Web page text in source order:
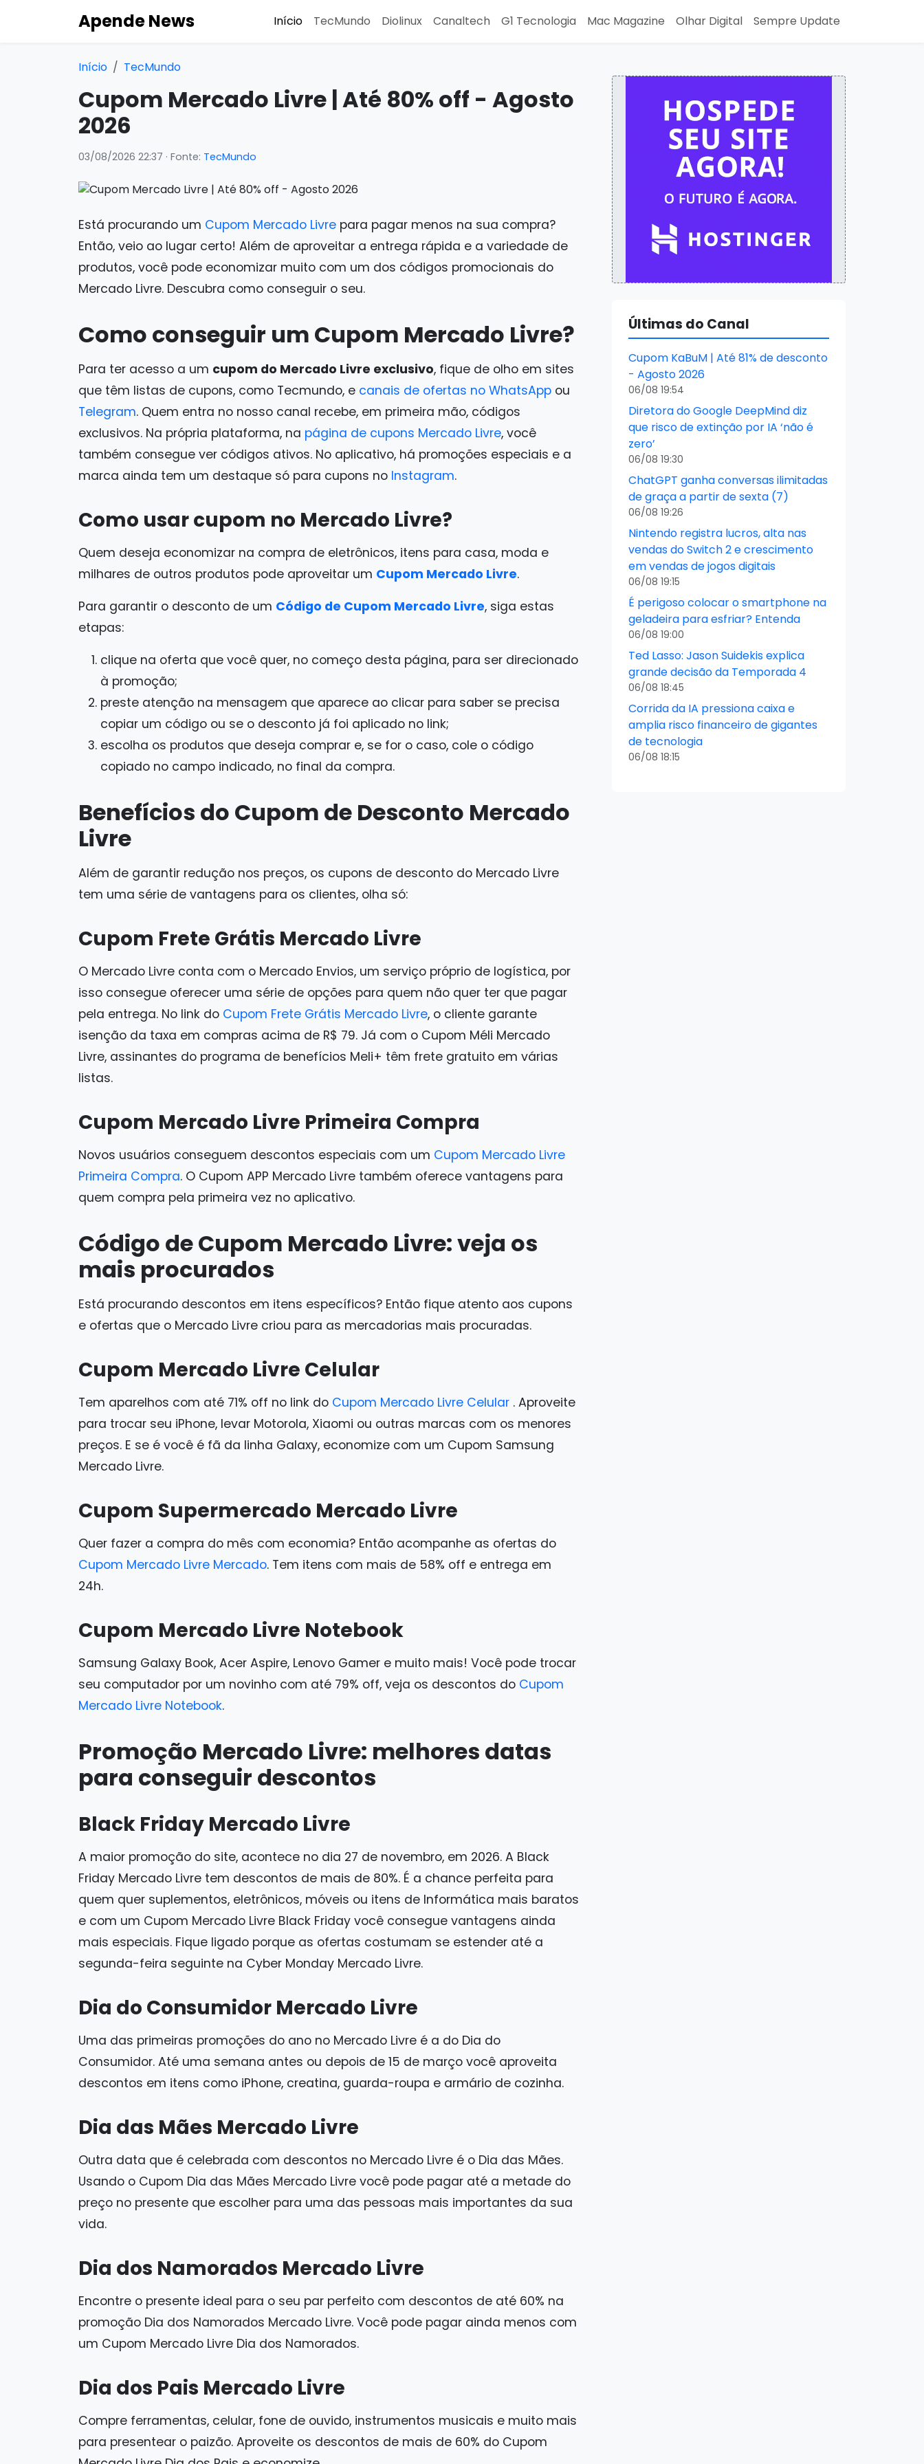
Apende News Início TecMundo Diolinux Canaltech G1 Tecnologia Mac Magazine Olhar Digital Sempre Update
Início TecMundo
Cupom Mercado Livre | Até 80% off - Agosto
2026
03/08/2026 22:37 · Fonte: TecMundo
Está procurando um Cupom Mercado Livre para pagar menos na sua compra?
Então, veio ao lugar certo! Além de aproveitar a entrega rápida e a variedade de
produtos, você pode economizar muito com um dos códigos promocionais do
Mercado Livre. Descubra como conseguir o seu.
Como conseguir um Cupom Mercado Livre?
Para ter acesso a um cupom do Mercado Livre exclusivo, fique de olho em sites
que têm listas de cupons, como Tecmundo, e canais de ofertas no WhatsApp ou
Telegram. Quem entra no nosso canal recebe, em primeira mão, códigos
exclusivos. Na própria plataforma, na página de cupons Mercado Livre, você
também consegue ver códigos ativos. No aplicativo, há promoções especiais e a
marca ainda tem um destaque só para cupons no Instagram.
Como usar cupom no Mercado Livre?
Quem deseja economizar na compra de eletrônicos, itens para casa, moda e
milhares de outros produtos pode aproveitar um Cupom Mercado Livre.
Para garantir o desconto de um Código de Cupom Mercado Livre, siga estas
etapas:
clique na oferta que você quer, no começo desta página, para ser direcionado
à promoção;
preste atenção na mensagem que aparece ao clicar para saber se precisa
copiar um código ou se o desconto já foi aplicado no link;
escolha os produtos que deseja comprar e, se for o caso, cole o código
copiado no campo indicado, no final da compra.
Benefícios do Cupom de Desconto Mercado
Livre
Além de garantir redução nos preços, os cupons de desconto do Mercado Livre
tem uma série de vantagens para os clientes, olha só:
Cupom Frete Grátis Mercado Livre
O Mercado Livre conta com o Mercado Envios, um serviço próprio de logística, por
isso consegue oferecer uma série de opções para quem não quer ter que pagar
pela entrega. No link do Cupom Frete Grátis Mercado Livre, o cliente garante
isenção da taxa em compras acima de R$ 79. Já com o Cupom Méli Mercado
Livre, assinantes do programa de benefícios Meli+ têm frete gratuito em várias
listas.
Cupom Mercado Livre Primeira Compra
Novos usuários conseguem descontos especiais com um Cupom Mercado Livre
Primeira Compra. O Cupom APP Mercado Livre também oferece vantagens para
quem compra pela primeira vez no aplicativo.
Código de Cupom Mercado Livre: veja os
mais procurados
Está procurando descontos em itens específicos? Então fique atento aos cupons
e ofertas que o Mercado Livre criou para as mercadorias mais procuradas.
Cupom Mercado Livre Celular
Tem aparelhos com até 71% off no link do Cupom Mercado Livre Celular . Aproveite
para trocar seu iPhone, levar Motorola, Xiaomi ou outras marcas com os menores
preços. E se é você é fã da linha Galaxy, economize com um Cupom Samsung
Mercado Livre.
Cupom Supermercado Mercado Livre
Quer fazer a compra do mês com economia? Então acompanhe as ofertas do
Cupom Mercado Livre Mercado. Tem itens com mais de 58% off e entrega em
24h.
Cupom Mercado Livre Notebook
Samsung Galaxy Book, Acer Aspire, Lenovo Gamer e muito mais! Você pode trocar
seu computador por um novinho com até 79% off, veja os descontos do Cupom
Mercado Livre Notebook.
Promoção Mercado Livre: melhores datas
para conseguir descontos
Black Friday Mercado Livre
A maior promoção do site, acontece no dia 27 de novembro, em 2026. A Black
Friday Mercado Livre tem descontos de mais de 80%. É a chance perfeita para
quem quer suplementos, eletrônicos, móveis ou itens de Informática mais baratos
e com um Cupom Mercado Livre Black Friday você consegue vantagens ainda
mais especiais. Fique ligado porque as ofertas costumam se estender até a
segunda-feira seguinte na Cyber Monday Mercado Livre.
Dia do Consumidor Mercado Livre
Uma das primeiras promoções do ano no Mercado Livre é a do Dia do
Consumidor. Até uma semana antes ou depois de 15 de março você aproveita
descontos em itens como iPhone, creatina, guarda-roupa e armário de cozinha.
Dia das Mães Mercado Livre
Outra data que é celebrada com descontos no Mercado Livre é o Dia das Mães.
Usando o Cupom Dia das Mães Mercado Livre você pode pagar até a metade do
preço no presente que escolher para uma das pessoas mais importantes da sua
vida.
Dia dos Namorados Mercado Livre
Encontre o presente ideal para o seu par perfeito com descontos de até 60% na
promoção Dia dos Namorados Mercado Livre. Você pode pagar ainda menos com
um Cupom Mercado Livre Dia dos Namorados.
Dia dos Pais Mercado Livre
Compre ferramentas, celular, fone de ouvido, instrumentos musicais e muito mais
para presentear o paizão. Aproveite os descontos de mais de 60% do Cupom
Últimas do Canal
Cupom KaBuM | Até 81% de desconto
- Agosto 2026
06/08 19:54
Diretora do Google DeepMind diz
que risco de extinção por IA ‘não é
zero’
06/08 19:30
ChatGPT ganha conversas ilimitadas
de graça a partir de sexta (7)
06/08 19:26
Nintendo registra lucros, alta nas
vendas do Switch 2 e crescimento
em vendas de jogos digitais
06/08 19:15
É perigoso colocar o smartphone na
geladeira para esfriar? Entenda
06/08 19:00
Ted Lasso: Jason Suidekis explica
grande decisão da Temporada 4
06/08 18:45
Corrida da IA pressiona caixa e
amplia risco financeiro de gigantes
de tecnologia
06/08 18:15